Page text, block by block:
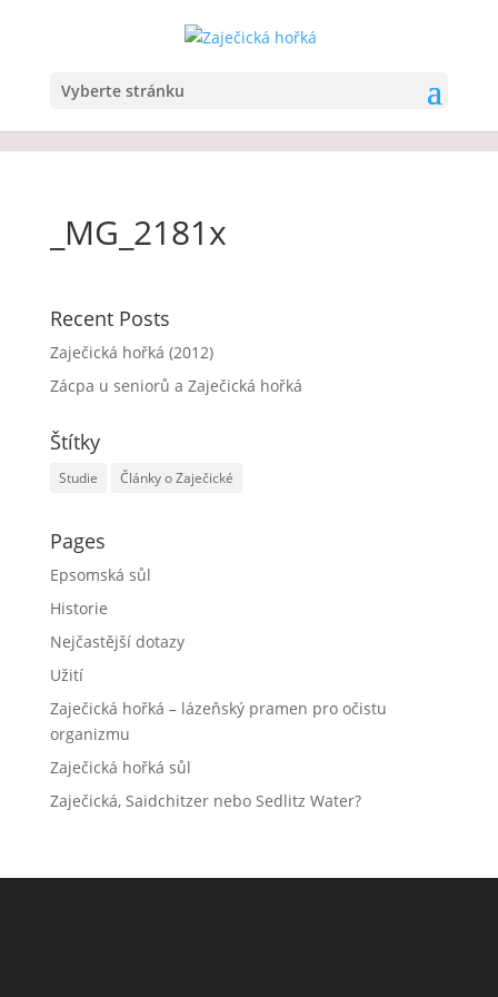
Vyberte stránku
_MG_2181x
Recent Posts
Zaječická hořká (2012)
Zácpa u seniorů a Zaječická hořká
Štítky
Studie Články o Zaječické
Pages
Epsomská sůl
Historie
Nejčastější dotazy
Užití
Zaječická hořká – lázeňský pramen pro očistu
organizmu
Zaječická hořká sůl
Zaječická, Saidchitzer nebo Sedlitz Water?